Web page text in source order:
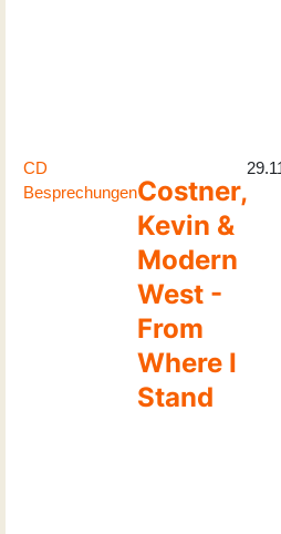
CD
BesprechungenCostner,
Kevin &
Modern
West -
From
Where I
Stand